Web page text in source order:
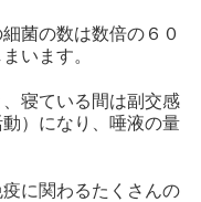
菌の数は数倍の６０
います。
寝ている間は副交感
）になり、唾液の量
に関わるたくさんの